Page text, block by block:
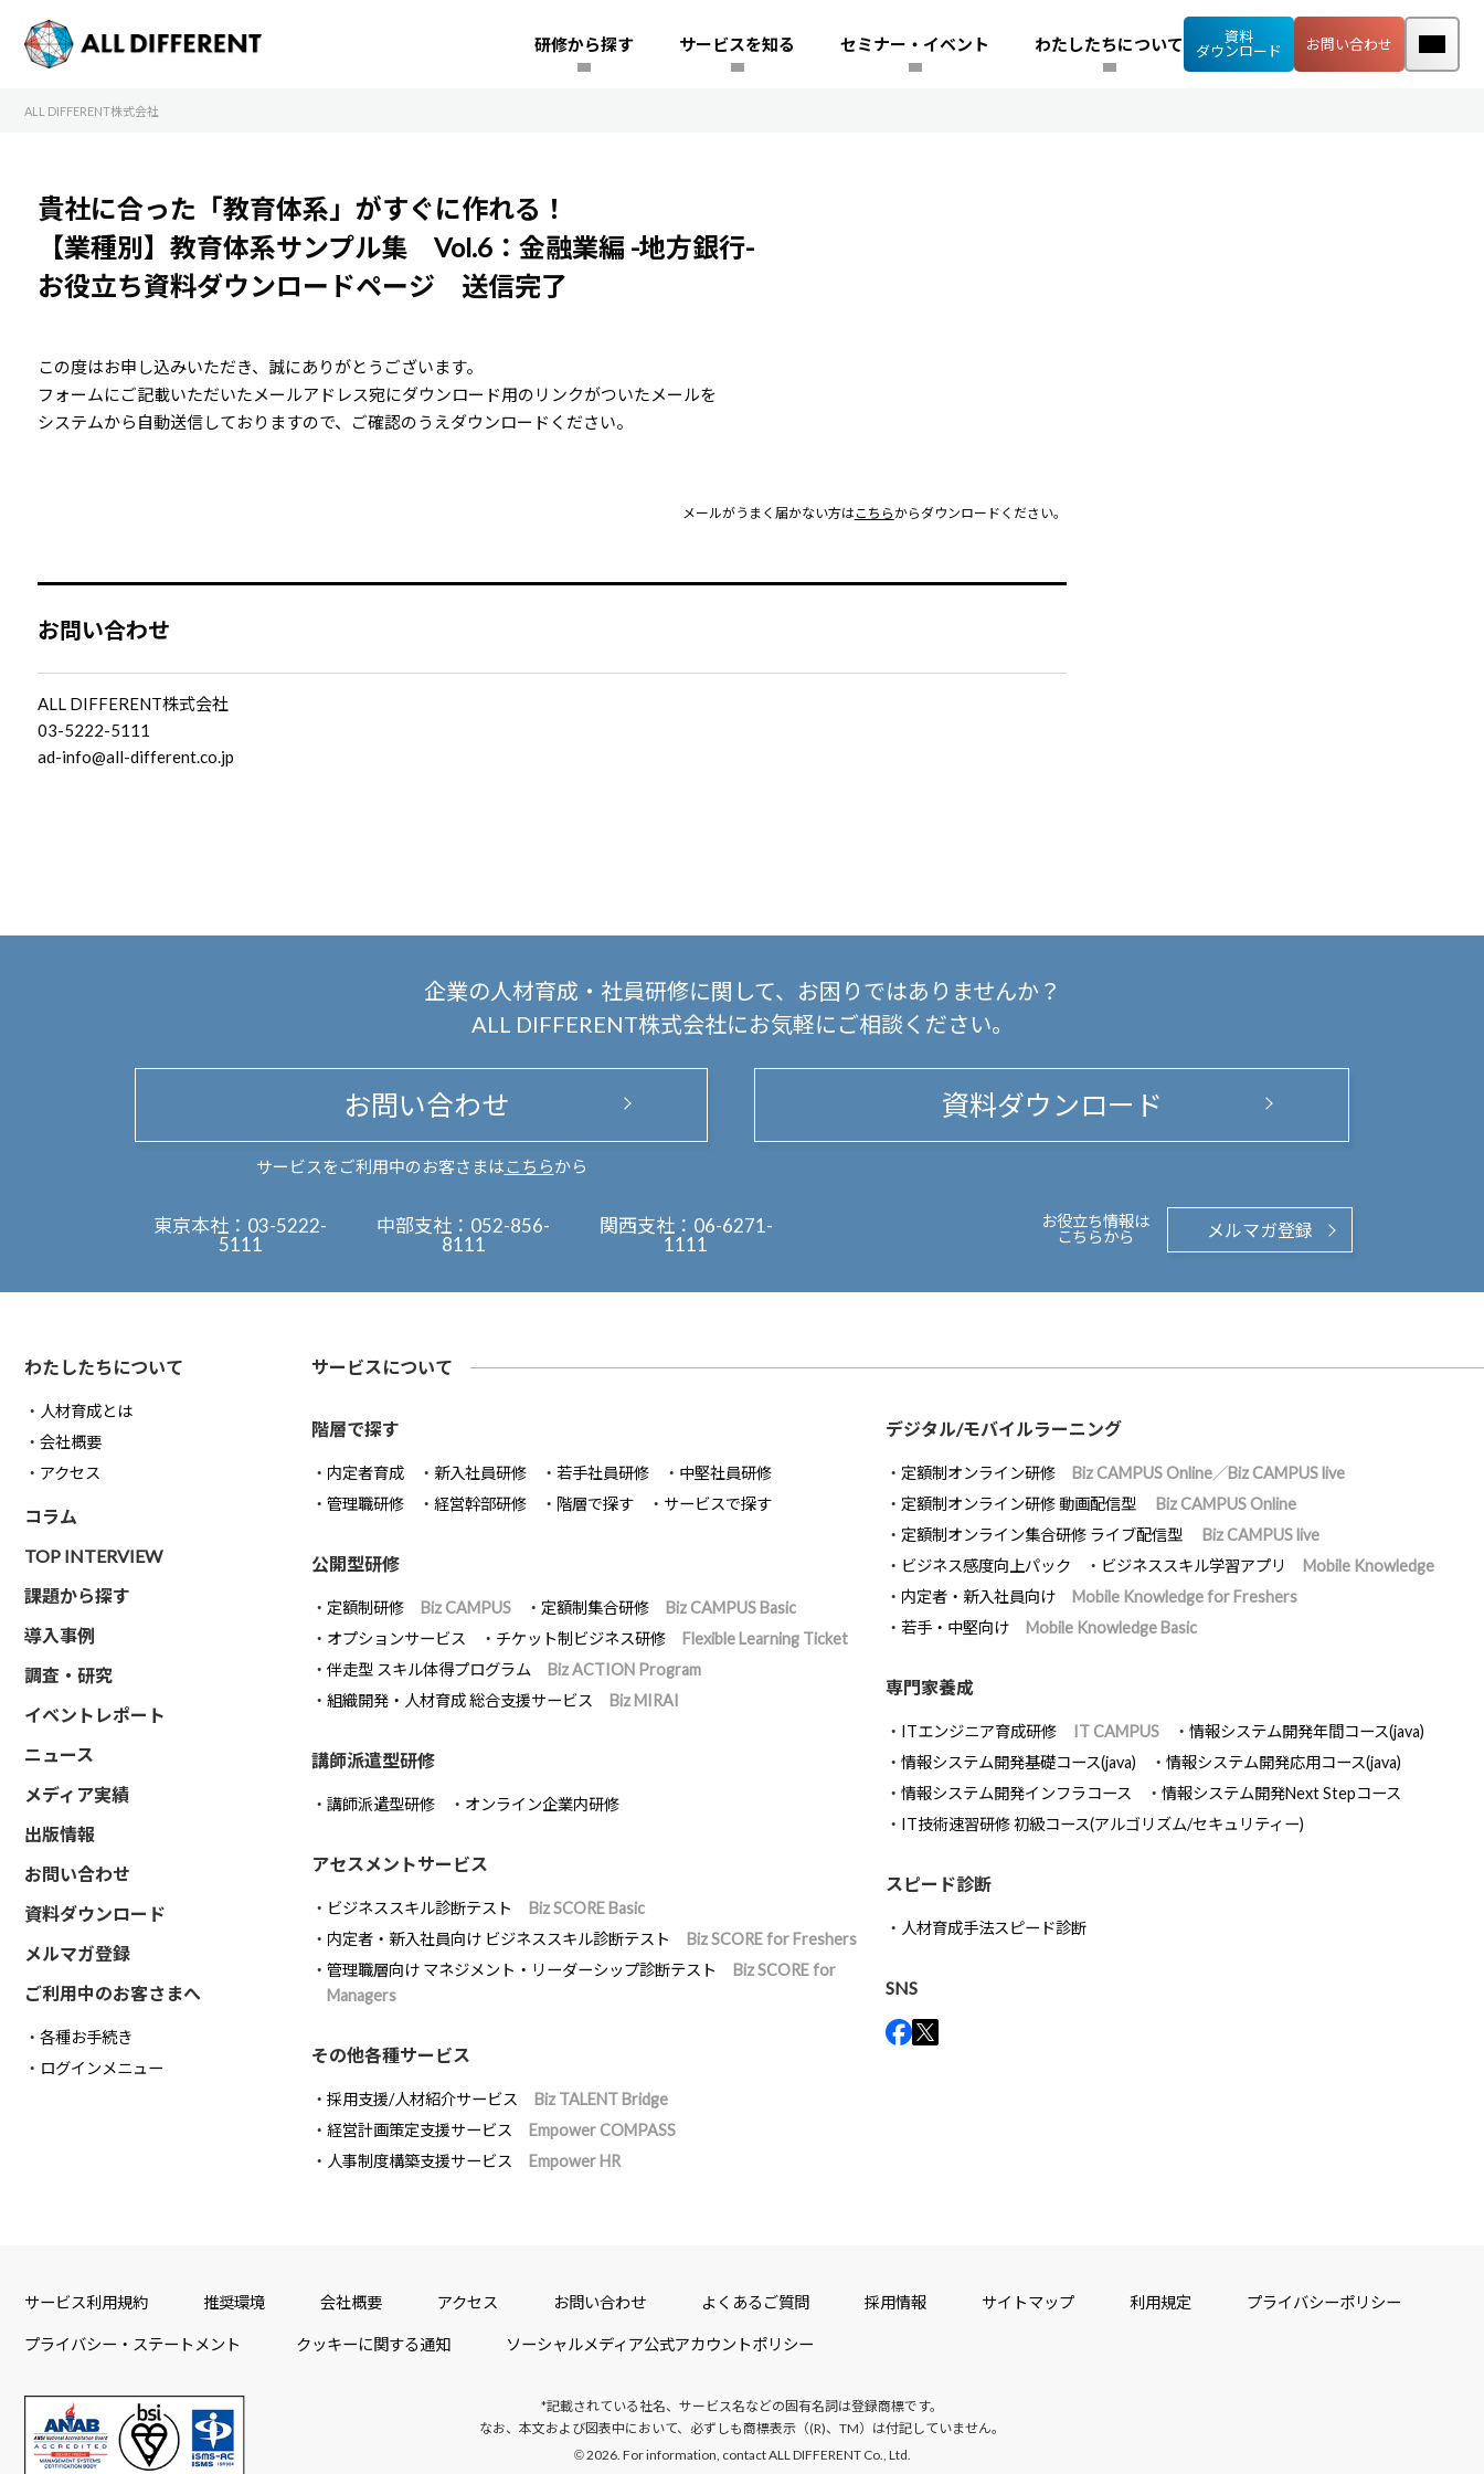
研修から探す サービスを知る セミナー・イベント わたしたちについて
資料
ダウンロード
お問い合わせ
ALL DIFFERENT株式会社
貴社に合った「教育体系」がすぐに作れる！
【業種別】教育体系サンプル集 Vol.6：金融業編 -地方銀行-
お役立ち資料ダウンロードページ 送信完了
この度はお申し込みいただき、誠にありがとうございます。
フォームにご記載いただいたメールアドレス宛にダウンロード用のリンクがついたメールを
システムから自動送信しておりますので、ご確認のうえダウンロードください。
メールがうまく届かない方はこちら からダウンロードください。
お問い合わせ
ALL DIFFERENT株式会社
03-5222-5111
ad-info@all-different.co.jp
企業の人材育成・社員研修に関して、
お困りではありませんか？
ALL DIFFERENT株式会社にお気軽にご相談ください。
お問い合わせ
サービスをご利用中のお客さまは こちらから
資料ダウンロード
東京本社： 03-5222-
5111
中部支社： 052-856-
8111
関西支社： 06-6271-
1111
お役立ち情報は
こちらから
メルマガ登録
わたしたちについて
人材育成とは
会社概要
アクセス
コラム
TOP INTERVIEW
課題から探す
導入事例
調査・研究
イベントレポート
ニュース
メディア実績
出版情報
お問い合わせ
資料ダウンロード
メルマガ登録
ご利用中のお客さまへ
各種お手続き
ログインメニュー
サービスについて
階層で探す
内定者育成 新入社員研修 若手社員研修
中堅社員研修
管理職研修
経営幹部研修 階層で探す サービスで探す
公開型研修
定額制研修 Biz CAMPUS 定額制集合研修
Biz CAMPUS Basic
オプションサービス
チケット制ビジネス研修
Flexible Learning Ticket
伴走型 スキル体得プログラム
Biz ACTION Program
組織開発・人材育成 総合支援サービス
Biz MIRAI
講師派遣型研修
講師派遣型研修 オンライン企業内研修
アセスメントサービス
ビジネススキル診断テスト
Biz SCORE Basic
内定者・新入社員向け ビジネススキル診断テスト
Biz SCORE for Freshers
管理職層向け マネジメント・リーダーシップ診断テスト
Biz SCORE for
Managers
その他各種サービス
採用支援/人材紹介サービス
Biz TALENT Bridge
経営計画策定支援サービス
Empower COMPASS
人事制度構築支援サービス
Empower HR
デジタル/モバイルラーニング
定額制オンライン研修
Biz CAMPUS Online／Biz CAMPUS live
定額制オンライン研修 動画配信型
Biz CAMPUS Online
定額制オンライン集合研修 ライブ配信型
Biz CAMPUS live
ビジネス感度向上パック
ビジネススキル学習アプリ
Mobile Knowledge
内定者・新入社員向け
Mobile Knowledge for Freshers
若手・中堅向け
Mobile Knowledge Basic
専門家養成
ITエンジニア育成研修 IT CAMPUS
情報システム開発年間コース(java)
情報システム開発基礎コース(java)
情報システム開発応用コース(java)
情報システム開発インフラコース
情報システム開発Next Stepコース
IT技術速習研修 初級コース(アルゴリズム/セキュリティー)
スピード診断
人材育成手法スピード診断
SNS
サービス利用規約 推奨環境 会社概要 アクセス お問い合わせ よくあるご質問 採用情報 サイトマップ 利用規定 プライバシーポリシー
プライバシー・ステートメント クッキーに関する通知 ソーシャルメディア公式アカウントポリシー
*記載されている社名、サービス名などの固有名詞は登録商標です。
なお、本文および図表中において、 必ずしも商標表示（(R)、TM）は付記していません。
©2026. For information, contact ALL DIFFERENT Co., Ltd.